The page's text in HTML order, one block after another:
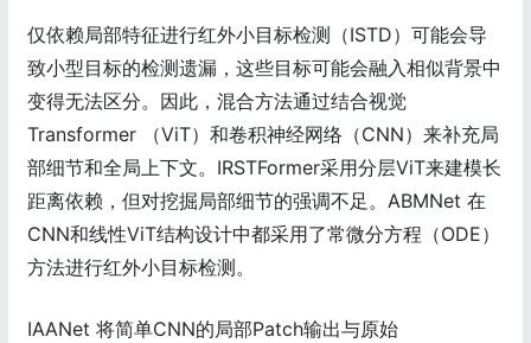
仅依赖局部特征进行红外小目标检测（ISTD）可能会导
致小型目标的检测遗漏，这些目标可能会融入相似背景中
变得无法区分。因此，混合方法通过结合视觉
Transformer （ViT）和卷积神经网络（CNN）来补充局
部细节和全局上下文。IRSTFormer采用分层ViT来建模长
距离依赖，但对挖掘局部细节的强调不足。ABMNet 在
CNN和线性ViT结构设计中都采用了常微分方程（ODE）
方法进行红外小目标检测。
IAANet 将简单CNN的局部Patch输出与原始